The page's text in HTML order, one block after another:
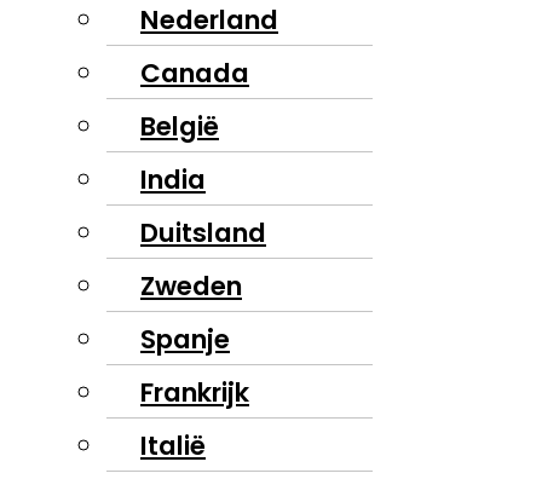
Nederland
Canada
België
India
Duitsland
Zweden
Spanje
Frankrijk
Italië